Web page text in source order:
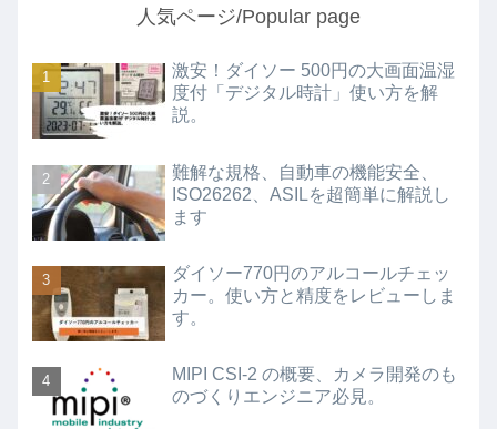
人気ページ/Popular page
激安！ダイソー 500円の大画面温湿
度付「デジタル時計」使い方を解
説。
難解な規格、自動車の機能安全、
ISO26262、ASILを超簡単に解説し
ます
ダイソー770円のアルコールチェッ
カー。使い方と精度をレビューしま
す。
MIPI CSI-2 の概要、カメラ開発のも
のづくりエンジニア必見。